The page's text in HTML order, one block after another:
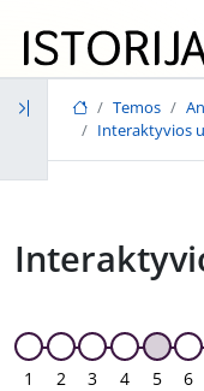
Temos
Interaktyvios
1 2 3 4 5 6